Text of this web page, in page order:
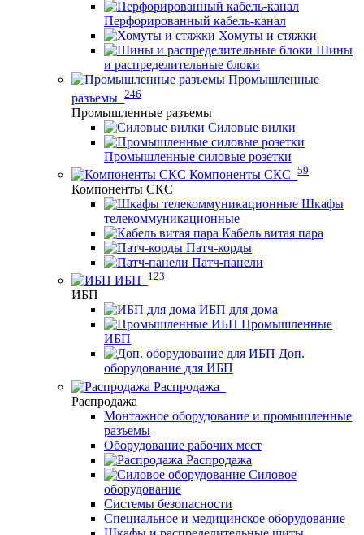
Перфорированный кабель-канал
Хомуты и стяжки
Шины
и распределительные блоки
Промышленные
разъемы 246
Промышленные разъемы
Силовые вилки
Промышленные силовые розетки
Компоненты СКС 59
Компоненты СКС
Шкафы
телекоммуникационные
Кабель витая пара
Патч-корды
Патч-панели
ИБП
123
ИБП
ИБП для дома
Промышленные
ИБП
Доп.
оборудование для ИБП
Распродажа
Распродажа
Монтажное оборудование и промышленные
разъемы
Оборудование рабочих мест
Распродажа
Силовое
оборудование
Системы безопасности
Специальное и медицинское оборудование